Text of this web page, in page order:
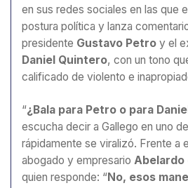
en sus redes sociales en las que
postura política y lanza
presidente Gustavo Petro y el
Daniel Quintero, con un tono
calificado de violento e
“¿Bala para Petro o para
escucha decir a Gallego en uno
rápidamente se viralizó. Frente a
abogado y empresario Abelardo
quien responde: “No, esos